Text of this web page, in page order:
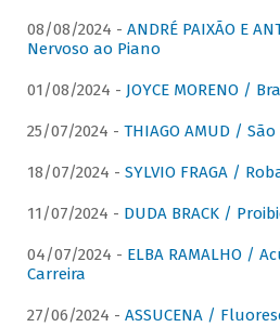
08/08/2024 - ANDRÉ PAIXÃO E
Nervoso ao Piano
01/08/2024 - JOYCE MORENO /
25/07/2024 - THIAGO AMUD / São
18/07/2024 - SYLVIO FRAGA /
11/07/2024 - DUDA BRACK /
04/07/2024 - ELBA RAMALHO /
Carreira
27/06/2024 - ASSUCENA /